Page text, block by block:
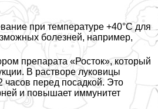
при температуре +40°C для
болезней, например,
препарата «Росток», который
В растворе луковицы
часов перед посадкой. Это
и повышает иммунитет